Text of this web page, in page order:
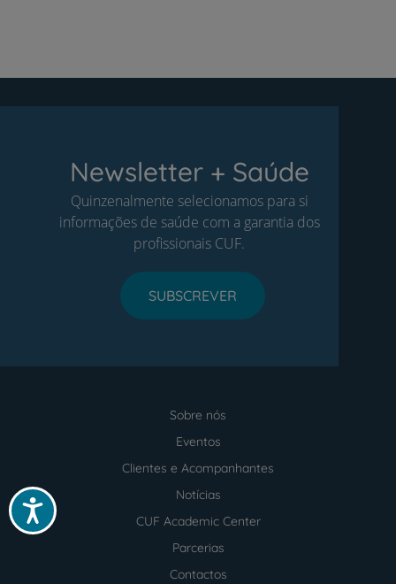
Acessibilidade
Newsletter + Saúde
Quinzenalmente selecionamos para si
informações de saúde com a garantia dos
profissionais CUF.
SUBSCREVER
Sobre nós
Eventos
Clientes e Acompanhantes
Notícias
CUF Academic Center
Parcerias
Contactos